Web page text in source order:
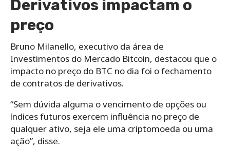
Derivativos impactam o
preço
Bruno Milanello, executivo da área de
Investimentos do Mercado Bitcoin, destacou que o
impacto no preço do BTC no dia foi o fechamento
de contratos de derivativos.
“Sem dúvida alguma o vencimento de opções ou
índices futuros exercem influência no preço de
qualquer ativo, seja ele uma criptomoeda ou uma
ação”, disse.